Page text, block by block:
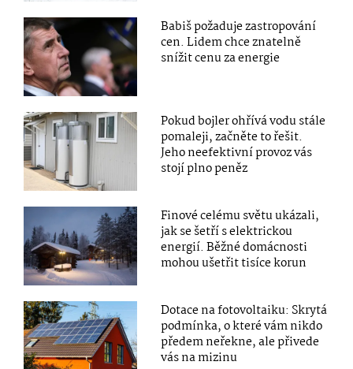
Babiš požaduje zastropování
cen. Lidem chce znatelně
snížit cenu za energie
Pokud bojler ohřívá vodu stále
pomaleji, začněte to řešit.
Jeho neefektivní provoz vás
stojí plno peněz
Finové celému světu ukázali,
jak se šetří s elektrickou
energií. Běžné domácnosti
mohou ušetřit tisíce korun
Dotace na fotovoltaiku: Skrytá
podmínka, o které vám nikdo
předem neřekne, ale přivede
vás na mizinu